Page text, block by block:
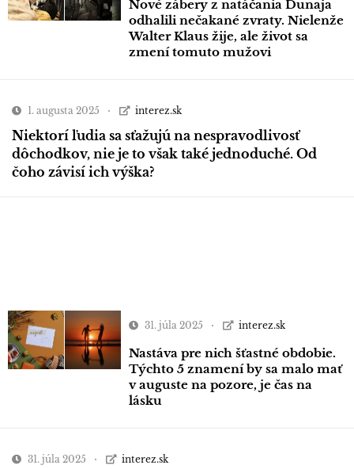
Nové zábery z natáčania Dunaja
odhalili nečakané zvraty. Nielenže
Walter Klaus žije, ale život sa
zmení tomuto mužovi
1. augusta 2025 interez.sk
Niektorí ľudia sa sťažujú na nespravodlivosť
dôchodkov, nie je to však také jednoduché. Od
čoho závisí ich výška?
31. júla 2025 interez.sk
Nastáva pre nich šťastné obdobie.
Týchto 5 znamení by sa malo mať
v auguste na pozore, je čas na
lásku
31. júla 2025 interez.sk